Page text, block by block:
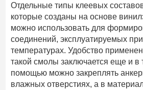
Отдельные типы клеевых
которые созданы на основе
можно использовать для
соединений, эксплуатируемых
температурах. Удобство
такой смолы заключается еще и в
помощью можно закреплять
влажных отверстиях, а в